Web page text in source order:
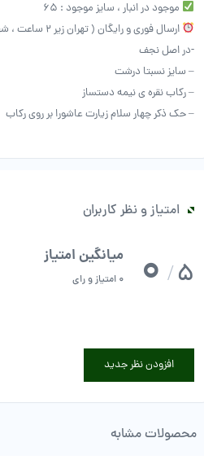
موجود در انبار ، سایز موجود : ۶5
ارسال فوری و رایگان ( تهران زیر ۲ ساعت ، شهرستان ها زیر ۴۸ ساعت )
-در اصل نجف
– سایز نسبتا درشت
– رکاب نقره ی نیمه دستساز
– حک ذکر چهار سلام زیارت عاشورا بر روی رکاب
امتیاز و نظر کاربران
5
/
0 میانگین امتیاز
0 امتیاز و رای
افزودن نظر جدید
محصولات مشابه